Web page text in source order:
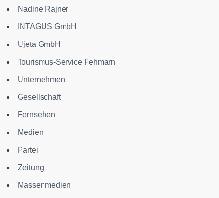
Nadine Rajner
INTAGUS GmbH
Ujeta GmbH
Tourismus-Service Fehmarn
Unternehmen
Gesellschaft
Fernsehen
Medien
Partei
Zeitung
Massenmedien